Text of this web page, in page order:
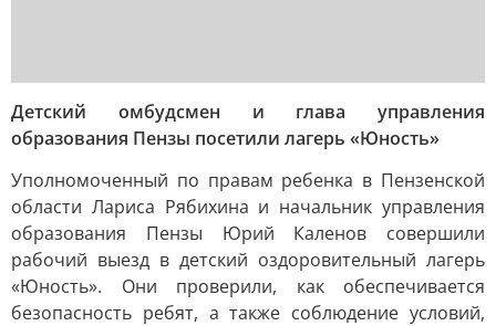
Детский омбудсмен и глава управления
образования Пензы посетили лагерь «Юность»
Уполномоченный по правам ребенка в Пензенской
области Лариса Рябихина и начальник управления
образования Пензы Юрий Каленов совершили
рабочий выезд в детский оздоровительный лагерь
«Юность». Они проверили, как обеспечивается
безопасность ребят, а также соблюдение условий,